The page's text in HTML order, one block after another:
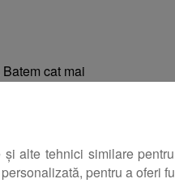
alte tehnici similare
pentru a oferi
cat mai
cei 10